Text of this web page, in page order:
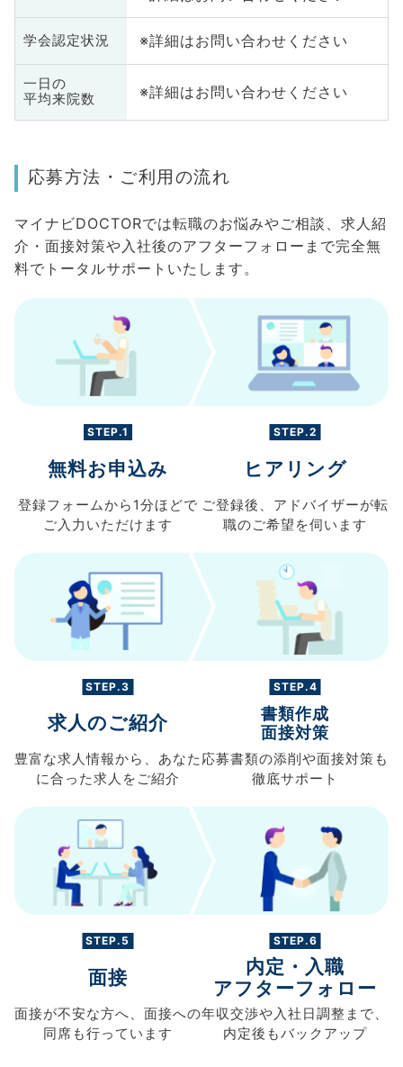
学会認定状況 ※詳細はお問い合わせください
一日の
平均来院数
※詳細はお問い合わせください
応募方法・ご利用の流れ
マイナビDOCTORでは転職のお悩みやご相談、求人紹
介・面接対策や入社後のアフターフォローまで完全無
料でトータルサポートいたします。
STEP.1
無料お申込み
登録フォームから 1分ほどで
ご入力 いただけます
STEP.2
ヒアリング
ご登録後、 アドバイザーが転
職のご希望を伺います
STEP.3
求人のご紹介
豊富な求人情報から、 あなた
に合った求人を ご紹介
STEP.4
書類作成
面接対策
応募書類の添削や面接対策も
徹底サポート
STEP.5
面接
面接が不安な方へ、 面接への
同席も行っています
STEP.6
内定・入職
アフターフォロー
年収交渉や入社日調整まで、
内定後もバックアップ